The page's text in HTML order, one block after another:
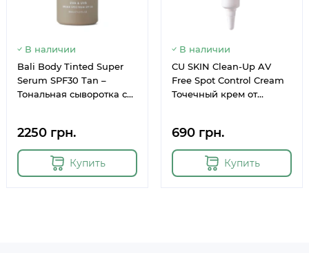
В наличии
Bali Body Tinted Super
Serum SPF30 Tan –
Тональная сыворотка с
пептидами 30 мл
2250 грн.
Купить
В наличии
CU SKIN Clean-Up AV
Free Spot Control Cream
Точечный крем от
690 грн.
Купить